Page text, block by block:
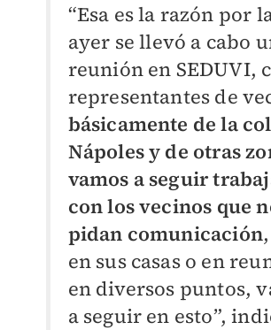
“Esa es la razón por
ayer se llevó a cabo
reunión en SEDUVI,
representantes de
básicamente de la
Nápoles y de otras
vamos a seguir
con los vecinos que
pidan comunicación
en sus casas o en
en diversos puntos,
a seguir en esto”,